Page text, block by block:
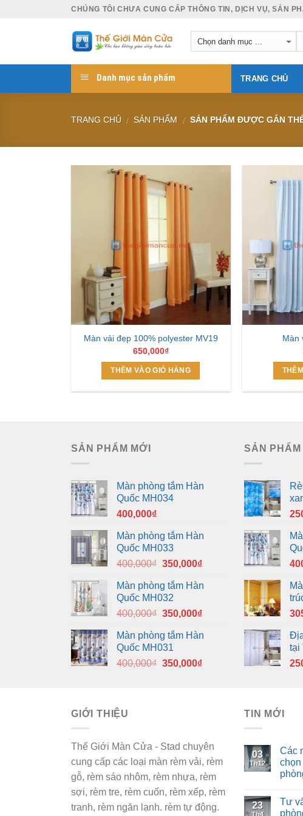
CHÚNG TÔI CHƯA CUNG CẤP THÔNG TIN, DỊCH VỤ, SẢN
Danh mục sản phẩm TRANG CHỦ
TRANG CHỦ / SẢN PHẨM / SẢN PHẨM ĐƯỢC GẮN
Màn vải đẹp 100% polyester MV19
650,000₫
THÊM VÀO GIỎ HÀNG
Màn
SẢN PHẨM MỚI
Màn phòng tắm Hàn
Quốc MH034
400,000₫
Màn phòng tắm Hàn
Quốc MH033
400,000₫ Giá
là:
400,000₫.
350,000₫Giá
tại
350,000₫.
Màn phòng tắm Hàn
Quốc MH032
400,000₫ Giá
là:
400,000₫.
350,000₫Giá
tại
350,000₫.
Màn phòng tắm Hàn
Quốc MH031
400,000₫ Giá
350,000₫Giá
SẢN
tại
GIỚI THIỆU
Thế Giới Màn Cửa - Stad chuyên
cung cấp các loại màn rèm vải, rèm
gỗ, rèm sáo nhôm, rèm nhựa, rèm
sợi, rèm tre, rèm cuốn, rèm xếp, rèm
tranh, rèm ngăn lạnh. rèm tự động.
TIN MỚI
03
Th12
Các
chọn
23
Th4
Tư